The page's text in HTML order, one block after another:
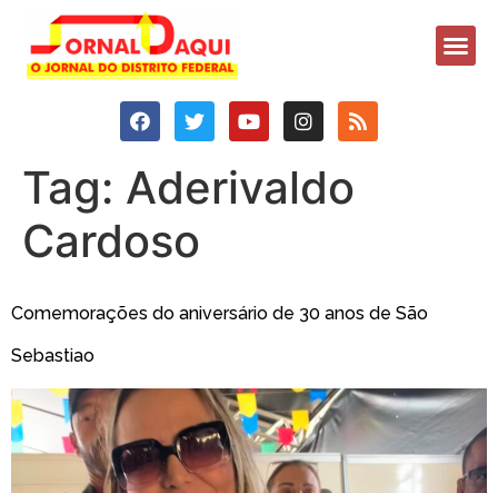
Tag: Aderivaldo
Cardoso
Comemorações do aniversário de 30 anos de São
Sebastiao